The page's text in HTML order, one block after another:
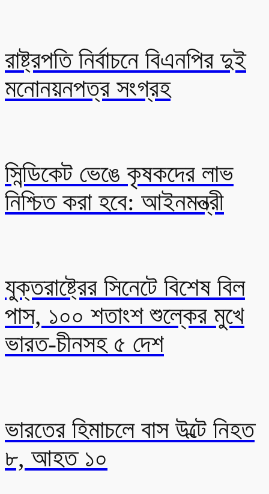
রাষ্ট্রপতি নির্বাচনে বিএনপির দুই
মনোনয়নপত্র সংগ্রহ
সিন্ডিকেট ভেঙে কৃষকদের লাভ
নিশ্চিত করা হবে: আইনমন্ত্রী
যুক্তরাষ্ট্রের সিনেটে বিশেষ বিল
পাস, ১০০ শতাংশ শুল্কের মুখে
ভারত-চীনসহ ৫ দেশ
ভারতের হিমাচলে বাস উল্টে নিহত
৮, আহত ১০